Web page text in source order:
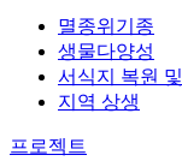
멸종위기종
생물다양성
서식지 복원
지역 상생
프로젝트